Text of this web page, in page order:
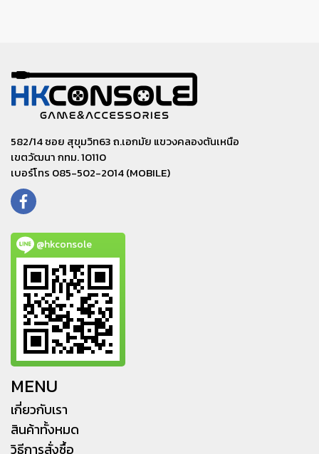
582/14 ซอย สุขุมวิท63 ถ.เอกมัย แขวงคลองตันเหนือ
เขตวัฒนา กทม. 10110
เบอร์โทร 085-502-2014 (MOBILE)
@hkconsole
MENU
เกี่ยวกับเรา
สินค้าทั้งหมด
วิธีการสั่งซื้อ